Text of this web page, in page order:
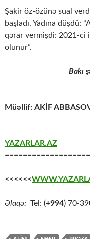
Şakir öz-özünə sual
başladı. Yadına düşdü:
qərar vermişdi: 2021-ci
olunur”.
Bakı
Müəllif: AKİF
YAZARLAR.AZ
<<<<<<
Əlaqə: Tel: (+994) 70-